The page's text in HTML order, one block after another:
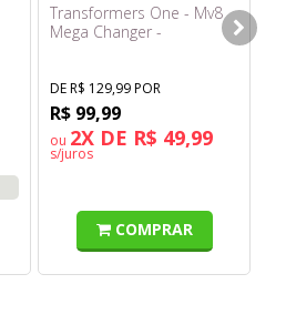
Transformers One - Mv8
Mega Changer -
DE R$ 129,99 POR
R$ 99,99
ou 2X DE R$ 49,99
s/juros
COMPRAR